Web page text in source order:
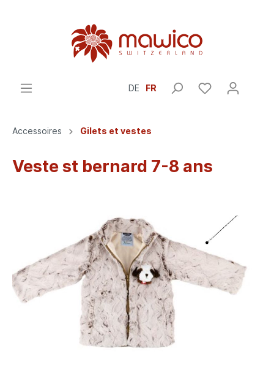
DE FR
Accessoires Gilets et vestes
Veste st bernard 7-8 ans